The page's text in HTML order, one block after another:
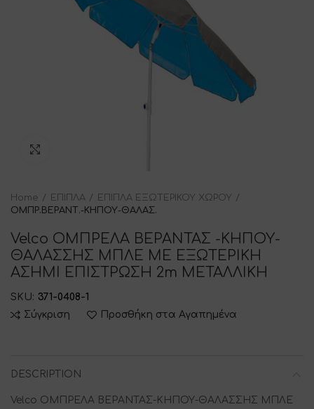
Home ΕΠΙΠΛΑ
ΕΠΙΠΛΑ ΕΞΩΤΕΡΙΚΟΥ ΧΩΡΟΥ
ΟΜΠΡ.ΒΕΡΑΝΤ.-ΚΗΠΟΥ-ΘΑΛΑΣ.
Velco ΟΜΠΡΕΛΑ ΒΕΡΑΝΤΑΣ -ΚΗΠΟΥ-
ΘΑΛΑΣΣΗΣ ΜΠΛΕ ΜΕ ΕΞΩΤΕΡΙΚΗ
ΑΣΗΜΙ ΕΠΙΣΤΡΩΣΗ 2m ΜΕΤΑΛΛΙΚΗ
SKU: 371-0408-1
Σύγκριση
Προσθήκη στα Αγαπημένα
DESCRIPTION
Velco OMΠΡΕΛΑ ΒΕΡΑΝΤΑΣ-ΚΗΠΟΥ-ΘΑΛΑΣΣΗΣ ΜΠΛΕ